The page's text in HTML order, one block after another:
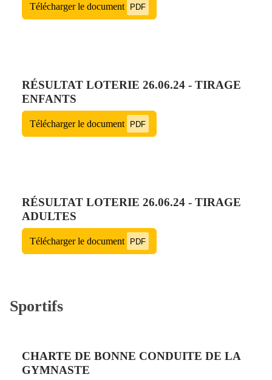
Télécharger le document PDF
RÉSULTAT LOTERIE 26.06.24 - TIRAGE
ENFANTS
Télécharger le document PDF
RÉSULTAT LOTERIE 26.06.24 - TIRAGE
ADULTES
Télécharger le document PDF
Sportifs
CHARTE DE BONNE CONDUITE DE LA
GYMNASTE